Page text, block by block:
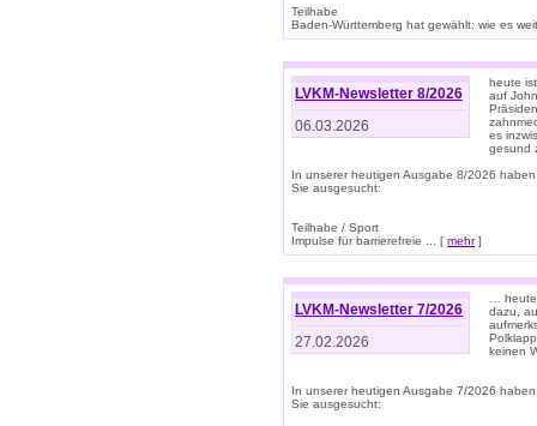
Teilhabe
Baden-Württemberg hat gewählt: wie es
LVKM-Newsletter 8/2026
06.03.2026
heute
auf
es
gesund
In unserer heutigen Ausgabe 8/2026
Sie ausgesucht:
Teilhabe / Sport
Impulse für barrierefreie ... [ mehr]
LVKM-Newsletter 7/2026
27.02.2026
…
dazu,
keinen
In unserer heutigen Ausgabe 7/2026
Sie ausgesucht: